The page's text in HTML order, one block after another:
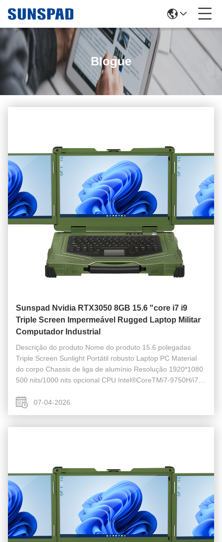
Blogue
Sunspad Nvidia RTX3050 8GB 15.6 "core i7 i9
Triple Screen Impermeável Rugged Laptop Militar
Computador Industrial
Descrição do produto Nome do produto 15.6 polegadas
Triple Screen Sunlight Portátil robusto Laptop PC Material
do corpo Chassis de liga de alumínio Resolução 1920*1080
500 nits/1000 nits opcional CPU Intel®CoreTMi7-9750H/i7
8GB/16GB/32GB/64GB M.2 NVME M.2 2280 ...
07-04-2026